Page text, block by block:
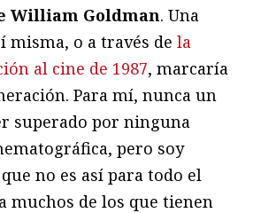
William Goldman. Una
misma, o a través de la
al cine de 1987, marcaría
Para mí, nunca un
superado por ninguna
pero soy
no es así para todo el
muchos de los que tienen